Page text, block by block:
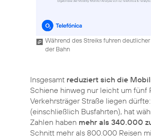
Während des Streiks fuhren
der Bahn
Insgesamt reduziert sich die
Schiene hinweg nur leicht um fünf
Verkehrsträger Straße liegen
(einschließlich Busfahrten), hat
Zahlen haben mehr als 340.000
Schnitt mehr als 800.000 Reisen